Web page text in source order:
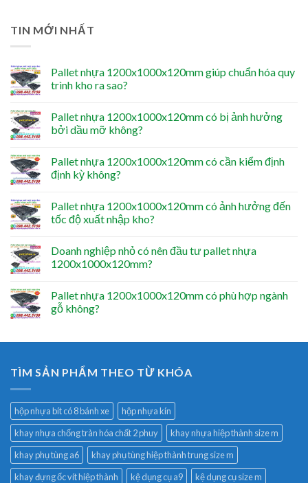
TIN MỚI NHẤT
Pallet nhựa 1200x1000x120mm giúp chuẩn hóa quy
trình kho ra sao?
Pallet nhựa 1200x1000x120mm có bị ảnh hưởng
bởi dầu mỡ không?
Pallet nhựa 1200x1000x120mm có cần kiểm định
định kỳ không?
Pallet nhựa 1200x1000x120mm có ảnh hưởng đến
tốc độ xuất nhập kho?
Doanh nghiệp nhỏ có nên đầu tư pallet nhựa
1200x1000x120mm?
Pallet nhựa 1200x1000x120mm có phù hợp ngành
gỗ không?
TÌM SẢN PHẨM THEO TỪ KHÓA
hộp nhựa bít có 8 bánh xe
hộp nhựa kín
khay nhựa chống tràn hóa chất 2 phuy
khay nhựa hiệp thành size m
khay phụ tùng a6
khay phụ tùng hiệp thành trung size m
khay đựng ốc vít hiệp thành
kệ dụng cụ a9
kệ dụng cụ size m